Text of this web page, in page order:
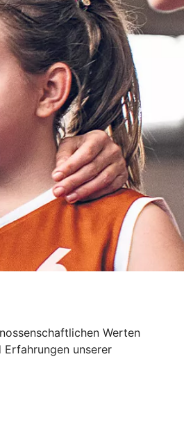
Werten
unserer